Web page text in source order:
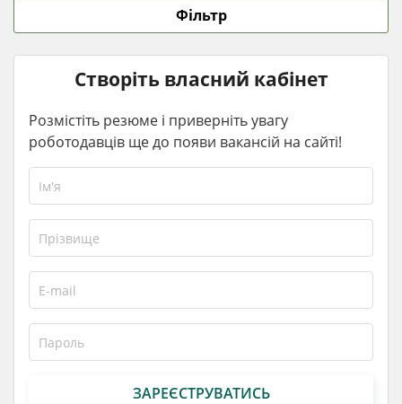
Фільтр
Створіть власний кабінет
Розмістіть резюме і приверніть увагу
роботодавців ще до появи вакансій на сайті!
ЗАРЕЄСТРУВАТИСЬ